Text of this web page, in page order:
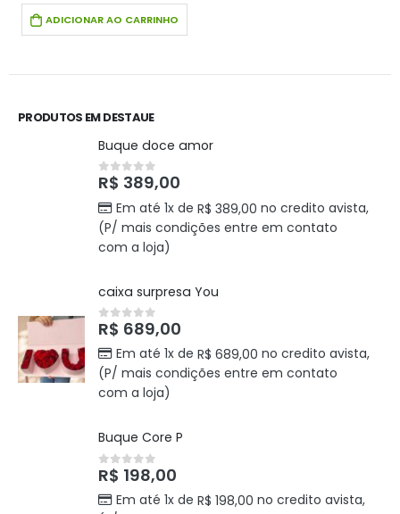
ADICIONAR AO CARRINHO
PRODUTOS EM DESTAUE
Buque doce amor
0out of 5
R$ 389,00
Em até 1x de R$ 389,00 no credito avista,
(P/ mais condições entre em contato
com a loja)
caixa surpresa You
0out of 5
R$ 689,00
Em até 1x de R$ 689,00 no credito avista,
(P/ mais condições entre em contato
com a loja)
Buque Core P
0out of 5
R$ 198,00
Em até 1x de R$ 198,00 no credito avista,